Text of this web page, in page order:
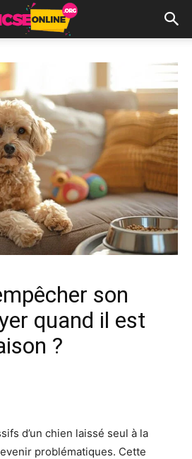
son
quand il est
?
d’un chien laissé seul à la
problématiques. Cette